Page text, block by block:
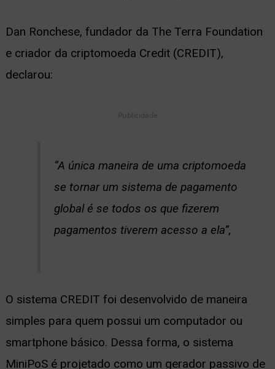
Dan Ronchese, fundador da The Terra Foundation
e criador da criptomoeda Credit (CREDIT),
declarou:
Publicidade
“A única maneira de uma criptomoeda
se tornar um sistema de pagamento
global é se todos os que fizerem
pagamentos tiverem acesso a ela”,
O sistema CREDIT foi desenvolvido de maneira
simples para quem possui um computador ou
smartphone básico. Dessa forma, o sistema
MiniPoS é projetado como um gerador passivo de